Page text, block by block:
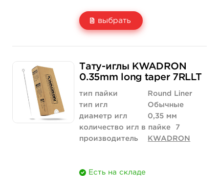
выбрать
Цена
Количество
210 руб.
купить
420 руб.
купить
Тату-иглы KWADRON
0.35mm long taper 7RLLT
тип пайки
Round Liner
тип игл
Обычные
диаметр игл
0,35 мм
количество игл в пайке
7
производитель
KWADRON
Есть на складе